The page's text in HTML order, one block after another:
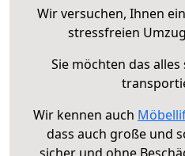
Wir versuchen, Ihnen
stressfreien
Sie möchten das alles
Wir kennen auch
dass auch große und